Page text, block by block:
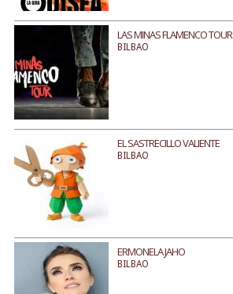
LAS MINAS FLAMENCO TOUR
BILBAO
EL SASTRECILLO VALIENTE
BILBAO
ERMONELA JAHO
BILBAO